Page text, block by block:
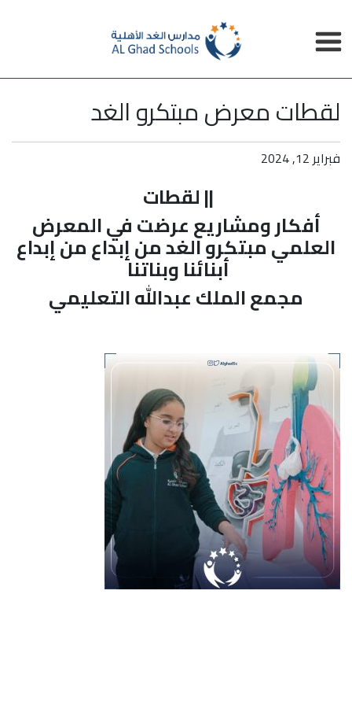
لقطات معرض مبتكرو الغد
فبراير 12, 2024
|| لقطات
أفكار ومشاريع عرضت في المعرض
العلمي مبتكرو الغد من إبداع من إبداع
أبنائنا وبناتنا
مجمع الملك عبدالله التعليمي